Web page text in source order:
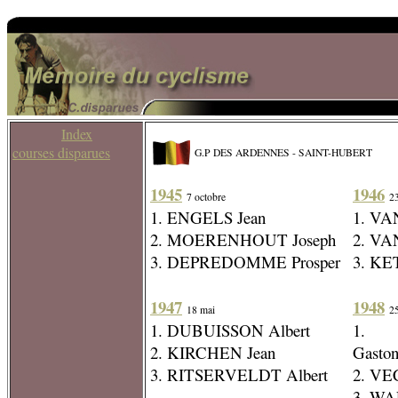
Index
courses disparues
G.P DES ARDENNES - SAINT-HUBERT
1945 7 octobre
1. ENGELS Jean
2. MOERENHOUT Joseph
3. DEPREDOMME Prosper
1947 18 mai
1. DUBUISSON Albert
2. KIRCHEN Jean
3. RITSERVELDT Albert
1946
1.
2.
3.
1948
1.
Gaston
2.